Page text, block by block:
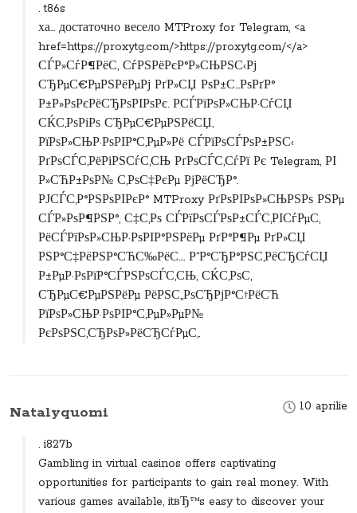
. t86s
ха... достаточно весело MTProxy for Telegram, <a
href=https://proxytg.com/>https://proxytg.com/</a>
СЃР»СѓР¶РёС‚ СѓРЅРёРєР°Р»СЊРЅС‹Рј
СЂРµС€РµРЅРёРµРј РґР»СЏ РѕР±С…РѕРґР°
Р±Р»РѕРєРёСЂРѕРІРѕРє. РСЃРїРѕР»СЊР·СѓСЏ
СЌС‚РѕРіРѕ СЂРµС€РµРЅРёСЏ,
РїРѕР»СЊР·РѕРІР°С‚РµР»Рё СЃРїРѕСЃРѕР±РЅС‹
РґРѕСЃС‚РёРіРЅСѓС‚СЊ РґРѕСЃС‚СѓРї Рє Telegram, РІ
Р»СЋР±РѕР№ С‚РѕС‡РєРµ РјРёСЂР°.
РЈСЃС‚Р°РЅРѕРІРєР° MTProxy РґРѕРІРѕР»СЊРЅРѕ РЅРµ
СЃР»РѕР¶РЅР°, С‡С‚Рѕ СЃРїРѕСЃРѕР±СЃС‚РІСѓРµС‚
РёСЃРїРѕР»СЊР·РѕРІР°РЅРёРµ РґР°Р¶Рµ РґР»СЏ
РЅР°С‡РёРЅР°СЋС‰РёС…. Р“Р°СЂР°РЅС‚РёСЂСѓСЏ
Р±РµР·РѕРїР°СЃРЅРѕСЃС‚СЊ, СЌС‚РѕС‚
СЂРµС€РµРЅРёРµ РёРЅС„РѕСЂРјР°С†РёСЋ
РїРѕР»СЊР·РѕРІР°С‚РµР»РµР№
РєРѕРЅС‚СЂРѕР»РёСЂСѓРµС‚.
10 aprilie
Natalyquomi
. i827b
Gambling in virtual casinos offers captivating
opportunities for participants to gain real money. With
various games available, itвЂ™s easy to discover your